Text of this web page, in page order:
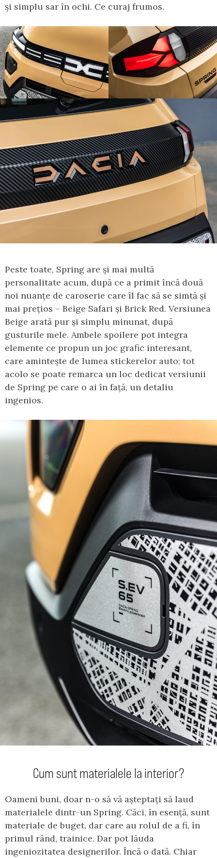
și simplu sar în ochi. Ce curaj frumos.
Peste toate, Spring are și mai multă
personalitate acum, după ce a primit încă două
noi nuanțe de caroserie care îl fac să se simtă și
mai prețios – Beige Safari și Brick Red. Versiunea
Beige arată pur și simplu minunat, după
gusturile mele. Ambele spoilere pot integra
elemente ce propun un joc grafic interesant,
care amintește de lumea stickerelor auto; tot
acolo se poate remarca un loc dedicat versiunii
de Spring pe care o ai în față, un detaliu
ingenios.
Cum sunt materialele la interior?
Oameni buni, doar n-o să vă așteptați să laud
materialele dintr-un Spring. Căci, în esență, sunt
materiale de buget, dar care au rolul de a fi, în
primul rând, trainice. Dar pot lăuda
ingeniozitatea designerilor. Încă o dată. Chiar